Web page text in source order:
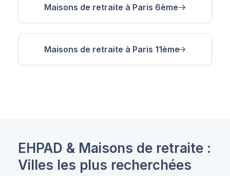
Maisons de retraite à Paris 6ème
Maisons de retraite à Paris 11ème
EHPAD & Maisons de retraite :
Villes les plus recherchées